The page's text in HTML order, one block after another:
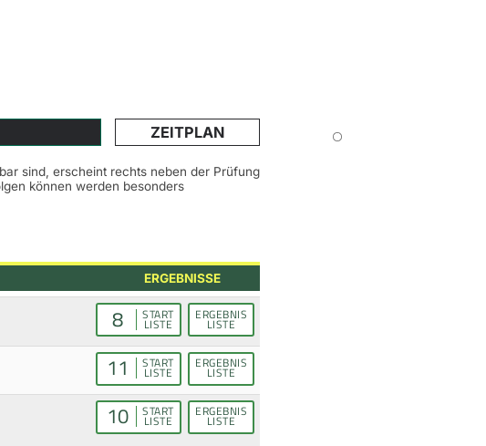
ZEITPLAN
sind, erscheint rechts neben der Prüfung
können werden besonders
ERGEBNISSE
8 START
LISTE
ERGEBNIS
LISTE
11 START
LISTE
ERGEBNIS
LISTE
10 START
LISTE
ERGEBNIS
LISTE